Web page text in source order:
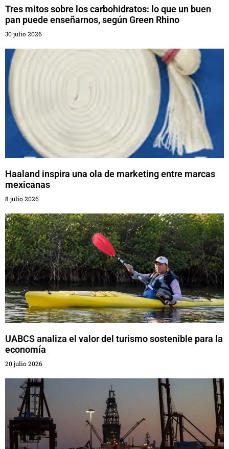
Tres mitos sobre los carbohidratos: lo que un buen
pan puede enseñarnos, según Green Rhino
30 julio 2026
Haaland inspira una ola de marketing entre marcas
mexicanas
8 julio 2026
UABCS analiza el valor del turismo sostenible para la
economía
20 julio 2026